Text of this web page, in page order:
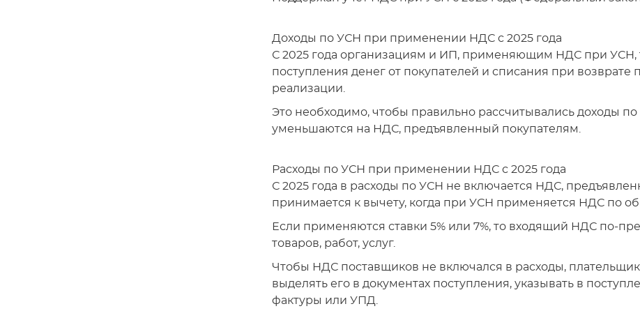
Доходы по УСН при применении НДС с 2025 года
С 2025 года организациям и ИП, применяющим НДС при УСН,
поступления денег от покупателей и списания при возврате
реализации.
Это необходимо, чтобы правильно рассчитывались доходы
уменьшаются на НДС, предъявленный покупателям.
Расходы по УСН при применении НДС с 2025 года
С 2025 года в расходы по УСН не включается НДС,
принимается к вычету, когда при УСН применяется НДС по
Если применяются ставки 5% или 7%, то входящий НДС по-
товаров, работ, услуг.
Чтобы НДС поставщиков не включался в расходы,
выделять его в документах поступления, указывать в
фактуры или УПД.